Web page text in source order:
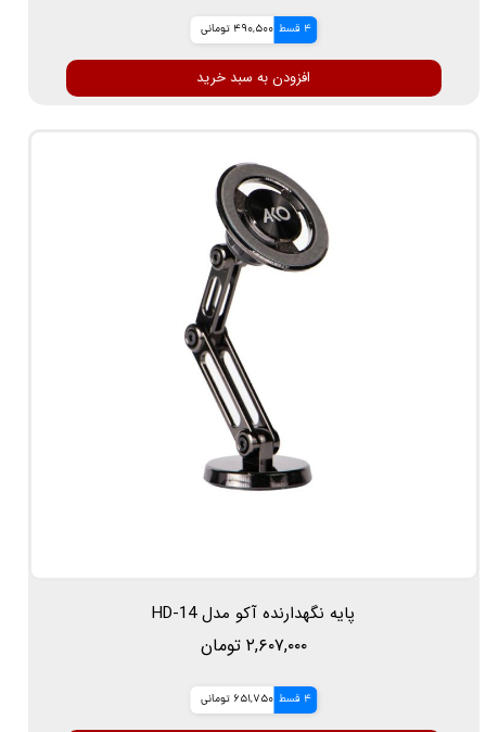
4 قسط 490,500 تومانی
افزودن به سبد خرید
پایه نگهدارنده آکو مدل HD-14
۲,۶۰۷,۰۰۰ تومان
4 قسط 651,750 تومانی